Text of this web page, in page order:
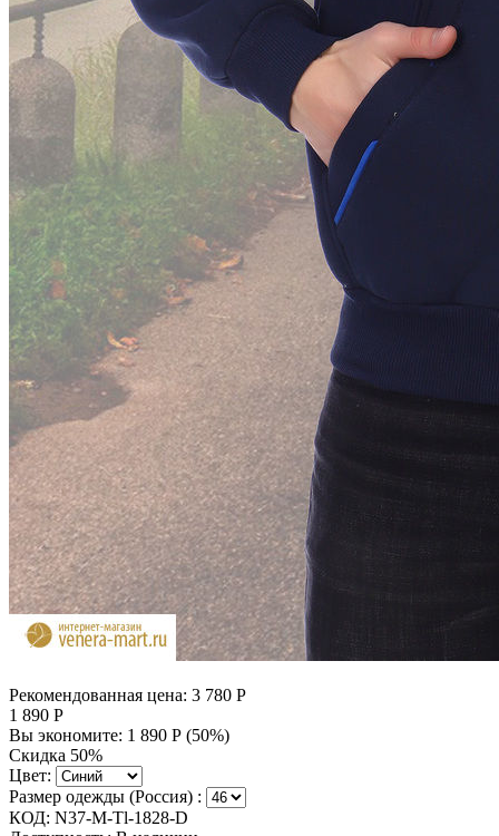
Рекомендованная цена: 3 780 Р
1 890 Р
Вы экономите: 1 890 Р (50%)
Скидка 50%
Цвет:
Размер одежды (Россия) :
КОД: N37-M-Tl-1828-D